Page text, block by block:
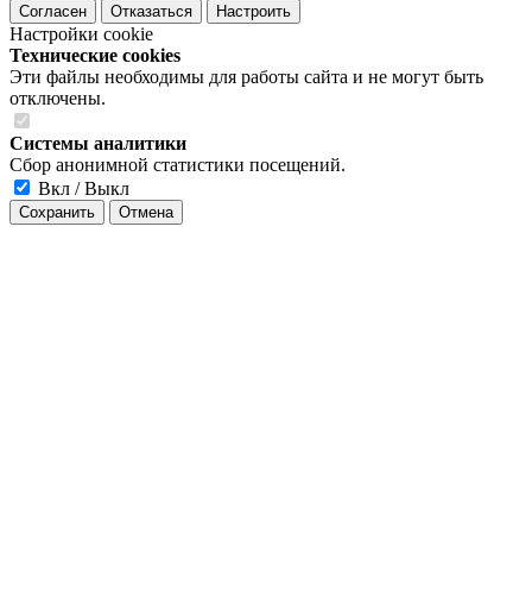
Согласен Отказаться Настроить
Настройки cookie
Технические cookies
Эти файлы необходимы для работы сайта и не могут быть
отключены.
Системы аналитики
Сбор анонимной статистики посещений.
Вкл / Выкл
Сохранить Отмена